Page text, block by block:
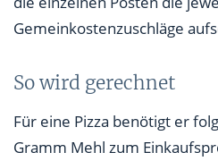
Gemeinkostenzuschläge
So wird gerechnet
Für eine Pizza benötigt er
Gramm Mehl zum